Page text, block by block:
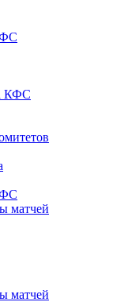
КФС
матчей
матчей